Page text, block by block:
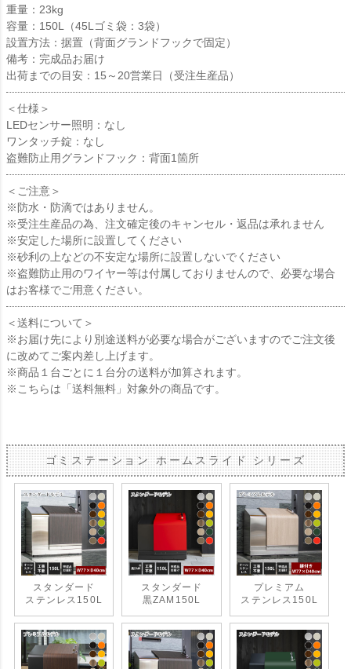
重量：23kg
容量：150L（45Lゴミ袋：3袋）
設置方法：据置（背面グランドフックで固定）
備考：完成品お届け
出荷までの目安：15～20営業日（受注生産品）
＜仕様＞
LEDセンサー照明：なし
ワンタッチ錠：なし
盗難防止用グランドフック：背面1箇所
＜ご注意＞
※防水・防滴ではありません。
※受注生産品の為、注文確定後のキャンセル・返品は承れません
※安定した場所に設置してください
※砂利の上などの不安定な場所に設置しないでください
※盗難防止用のワイヤー等は付属しておりませんので、必要な場合
はお客様でご用意ください。
＜送料について＞
※お届け先により別途送料が必要な場合がございますのでご注文後
に改めてご案内差し上げます。
※商品１台ごとに１台分の送料が加算されます。
※こちらは「送料無料」対象外の商品です。
ゴミステーション ホームスライド シリーズ
スタンダード
ステンレス150L
スタンダード
黒ZAM150L
プレミアム
ステンレス150L